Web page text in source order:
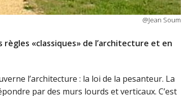
@Jean Soum
«classiques» de l’architecture et en
l’architecture : la loi de la pesanteur. La
par des murs lourds et verticaux. C’est